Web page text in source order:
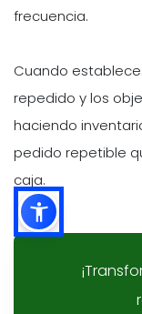
frecuencia.
Cuando
repedido y los
haciendo
pedido repetible
caja.